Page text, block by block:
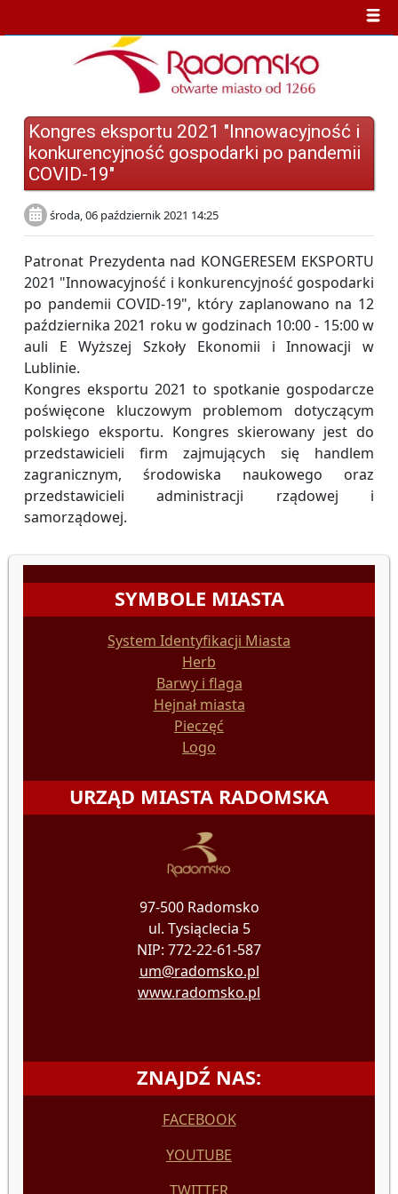
Kongres eksportu 2021 "Innowacyjność i
konkurencyjność gospodarki po pandemii
COVID-19"
środa, 06 październik 2021 14:25
Patronat Prezydenta nad KONGERESEM EKSPORTU
2021 "Innowacyjność i konkurencyjność gospodarki
po pandemii COVID-19", który zaplanowano na 12
października 2021 roku w godzinach 10:00 - 15:00 w
auli E Wyższej Szkoły Ekonomii i Innowacji w
Lublinie.
Kongres eksportu 2021 to spotkanie gospodarcze
poświęcone kluczowym problemom dotyczącym
polskiego eksportu. Kongres skierowany jest do
przedstawicieli firm zajmujących się handlem
zagranicznym, środowiska naukowego oraz
przedstawicieli administracji rządowej i
samorządowej.
SYMBOLE MIASTA
System Identyfikacji Miasta
Herb
Barwy i flaga
Hejnał miasta
Pieczęć
Logo
URZĄD MIASTA RADOMSKA
97-500 Radomsko
ul. Tysiąclecia 5
NIP: 772-22-61-587
um@radomsko.pl
www.radomsko.pl
ZNAJDŹ NAS:
FACEBOOK
YOUTUBE